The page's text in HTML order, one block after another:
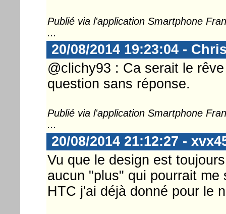
Publié via l'application Smartphone
...
20/08/2014 19:23:04 -
@clichy93 : Ca serait le
question sans réponse.
Publié via l'application Smartphone
...
20/08/2014 21:12:27 -
Vu que le design est
aucun "plus" qui pourrait
HTC j'ai déjà donné pour le